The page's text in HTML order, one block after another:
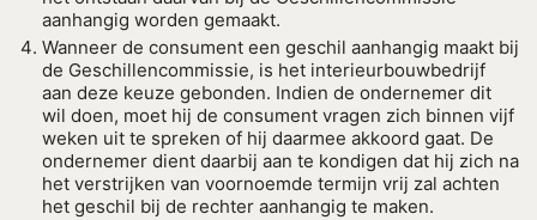
aanhangig worden gemaakt.
Wanneer de consument een geschil aanhangig maakt bij
de Geschillencommissie, is het interieurbouwbedrijf
aan deze keuze gebonden. Indien de ondernemer dit
wil doen, moet hij de consument vragen zich binnen vijf
weken uit te spreken of hij daarmee akkoord gaat. De
ondernemer dient daarbij aan te kondigen dat hij zich na
het verstrijken van voornoemde termijn vrij zal achten
het geschil bij de rechter aanhangig te maken.